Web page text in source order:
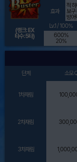
(랭크: EX
타수: 5타)
효과
적
보구
방어
Lv.1 / 100%
600%
20%
단계 소모
1차재림
2차재림
3차재림